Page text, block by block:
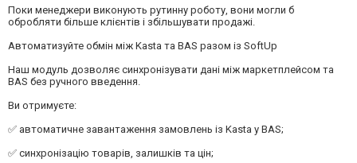
Поки менеджери виконують рутинну роботу, вони могли б
обробляти більше клієнтів і збільшувати продажі.
Автоматизуйте обмін між Kasta та BAS разом із SoftUp
Наш модуль дозволяє синхронізувати дані між маркетплейсом та
BAS без ручного введення.
Ви отримуєте:
✅ автоматичне завантаження замовлень із Kasta у BAS;
✅ синхронізацію товарів, залишків та цін;